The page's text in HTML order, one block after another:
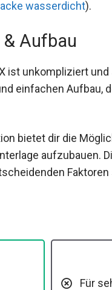
wasserdicht).
Aufbau
ist unkompliziert
und einfachen
kann.
bietet dir die
aufzubauen.
entscheidenden
Für